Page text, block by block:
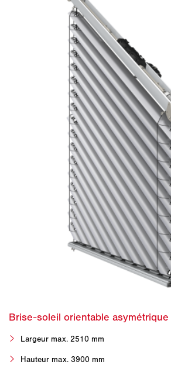
Largeur max. 2510 mm
Hauteur max. 3900 mm